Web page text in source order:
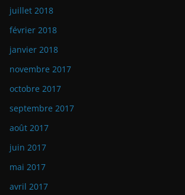
juillet 2018
février 2018
janvier 2018
novembre 2017
octobre 2017
septembre 2017
août 2017
juin 2017
mai 2017
avril 2017